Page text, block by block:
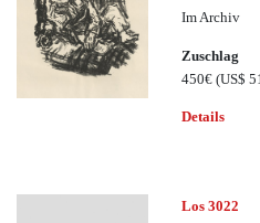
Im Archiv
Zuschlag
450€(US$
Details
Los 3022